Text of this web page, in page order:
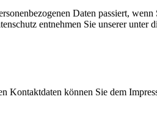
Daten passiert,
entnehmen Sie unserer unter
Kontaktdaten können Sie dem